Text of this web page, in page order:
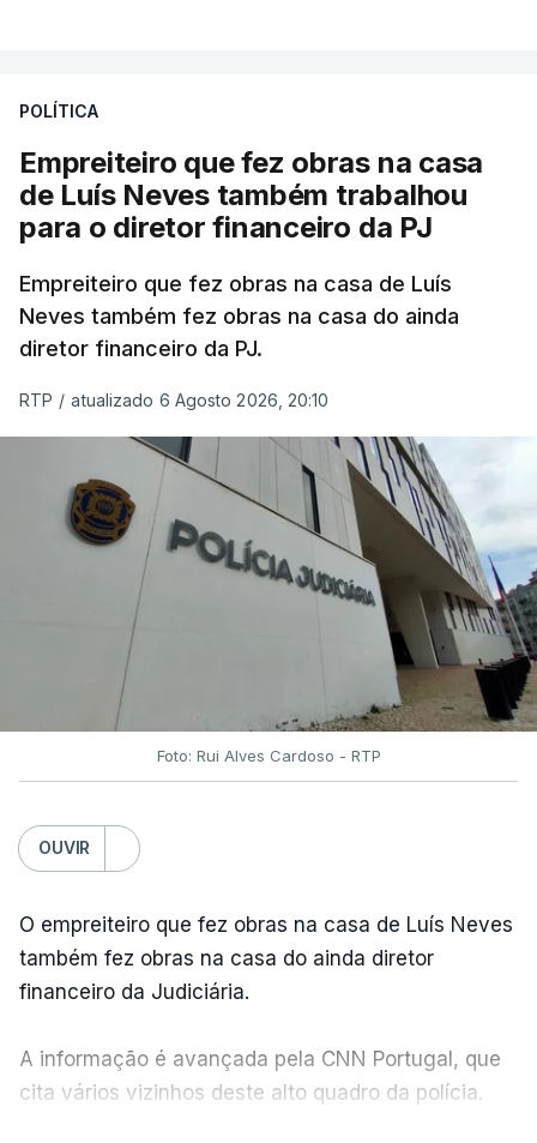
POLÍTICA
Empreiteiro que fez obras na casa
de Luís Neves também trabalhou
para o diretor financeiro da PJ
Empreiteiro que fez obras na casa de Luís
Neves também fez obras na casa do ainda
diretor financeiro da PJ.
RTP / atualizado 6 Agosto 2026, 20:10
Foto: Rui Alves Cardoso - RTP
OUVIR
O empreiteiro que fez obras na casa de Luís Neves
também fez obras na casa do ainda diretor
financeiro da Judiciária.
A informação é avançada pela CNN Portugal, que
cita vários vizinhos deste alto quadro da polícia.